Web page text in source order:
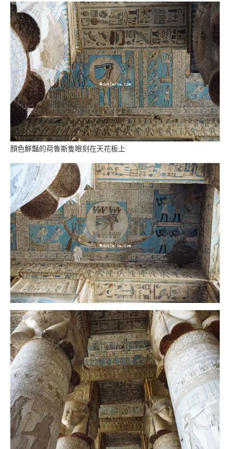
顏色鮮豔的荷魯斯隻眼刻在天花板上